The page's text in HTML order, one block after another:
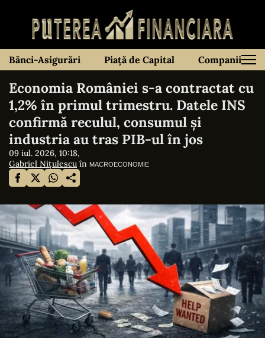
Bănci-Asigurări Piață de Capital Companii
Economia României s-a contractat cu
1,2% în primul trimestru. Datele INS
confirmă reculul, consumul și
industria au tras PIB-ul în jos
09 iul. 2026, 10:18,
Gabriel Nițulescu în MACROECONOMIE